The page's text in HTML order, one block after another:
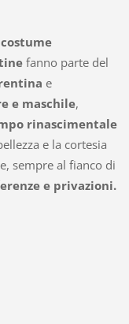
fanno parte del
e
e maschile,
rinascimentale
e la cortesia
sempre al fianco di
e privazioni.